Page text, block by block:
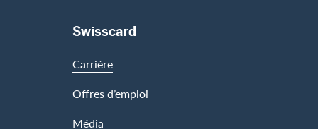
Swisscard
Carrière
Offres d’emploi
Média